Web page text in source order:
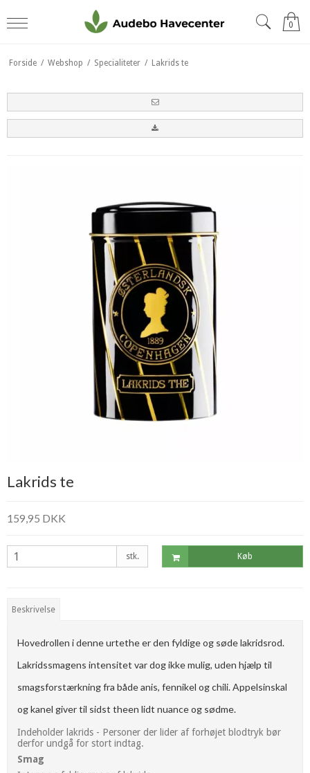
0
Forside / Webshop / Specialiteter / Lakrids te
Lakrids te
159,95 DKK
stk. Køb
Beskrivelse
Hovedrollen i denne urtethe er den fyldige og søde lakridsrod.
Lakridssmagens intensitet var dog ikke mulig, uden hjælp til
smagsforstærkning fra både anis, fennikel og chili. Appelsinskal
og kanel giver til sidst theen lidt nuance og sødme.
Indeholder lakrids - Personer der lider af forhøjet blodtryk bør
derfor undgå for stort indtag.
Smag